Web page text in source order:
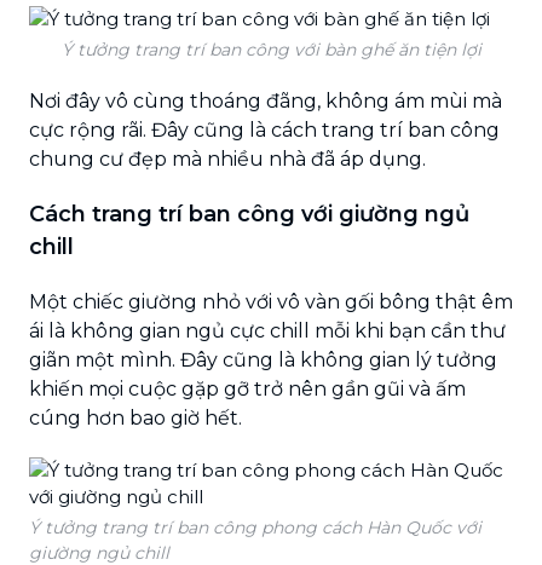
Ý tưởng trang trí ban công với bàn ghế ăn tiện lợi
Nơi đây vô cùng thoáng đãng, không ám mùi mà
cực rộng rãi. Đây cũng là cách trang trí ban công
chung cư đẹp mà nhiều nhà đã áp dụng.
Cách trang trí ban công với giường ngủ
chill
Một chiếc giường nhỏ với vô vàn gối bông thật êm
ái là không gian ngủ cực chill mỗi khi bạn cần thư
giãn một mình. Đây cũng là không gian lý tưởng
khiến mọi cuộc gặp gỡ trở nên gần gũi và ấm
cúng hơn bao giờ hết.
Ý tưởng trang trí ban công phong cách Hàn Quốc với
giường ngủ chill